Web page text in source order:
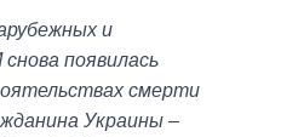
и
появилась
смерти
Украины –